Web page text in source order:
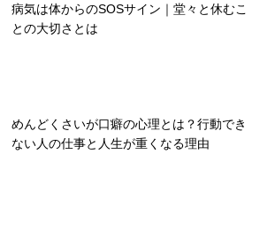
病気は体からのSOSサイン｜堂々と休むこ
との大切さとは
めんどくさいが口癖の心理とは？行動でき
ない人の仕事と人生が重くなる理由